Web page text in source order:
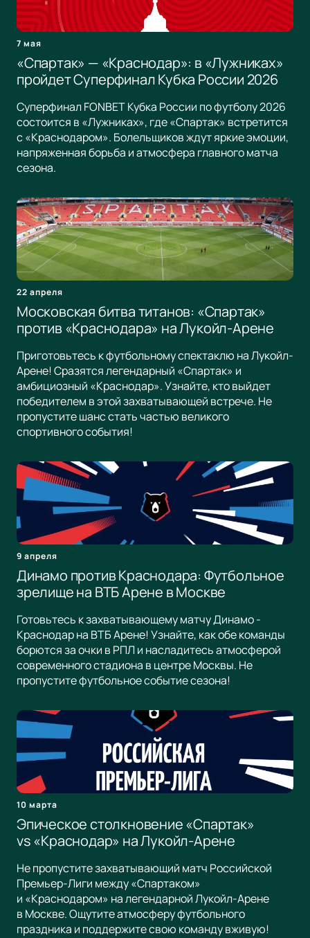
7 мая
«Спартак» — «Краснодар»: в «Лужниках»
пройдет Суперфинал Кубка России 2026
Суперфинал FONBET Кубка России по футболу 2026
состоится в «Лужниках», где «Спартак» встретится
с «Краснодаром». Болельщиков ждут яркие эмоции,
напряженная борьба и атмосфера главного матча
сезона.
22 апреля
Московская битва титанов: «Спартак»
против «Краснодара» на Лукойл-Арене
Приготовьтесь к футбольному спектаклю на Лукойл-
Арене! Сразятся легендарный «Спартак» и
амбициозный «Краснодар». Узнайте, кто выйдет
победителем в этой захватывающей встрече. Не
пропустите шанс стать частью великого
спортивного события!
9 апреля
Динамо против Краснодара: Футбольное
зрелище на ВТБ Арене в Москве
Готовьтесь к захватывающему матчу Динамо -
Краснодар на ВТБ Арене! Узнайте, как обе команды
борются за очки в РПЛ и насладитесь атмосферой
современного стадиона в центре Москвы. Не
пропустите футбольное событие сезона!
10 марта
Эпическое столкновение «Спартак»
vs «Краснодар» на Лукойл-Арене
Не пропустите захватывающий матч Российской
Премьер-Лиги между «Спартаком»
и «Краснодаром» на легендарной Лукойл-Арене
в Москве. Ощутите атмосферу футбольного
праздника и поддержите свою команду вживую!